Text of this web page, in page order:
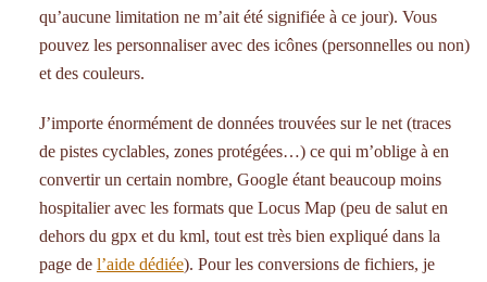
qu’aucune limitation ne m’ait été signifiée à ce jour). Vous
pouvez les personnaliser avec des icônes (personnelles ou non)
et des couleurs.
J’importe énormément de données trouvées sur le net (traces
de pistes cyclables, zones protégées…) ce qui m’oblige à en
convertir un certain nombre, Google étant beaucoup moins
hospitalier avec les formats que Locus Map (peu de salut en
dehors du gpx et du kml, tout est très bien expliqué dans la
page de l’aide dédiée). Pour les conversions de fichiers, je